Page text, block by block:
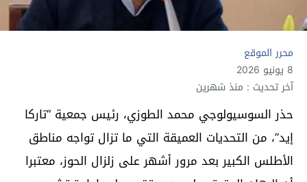
محرر الموقع
8 يونيو 2026
آخر تحديث : منذ شهرين
حذر السوسيولوجي محمد الطوزي، رئيس جمعية “تاركا
إيد”، من التحديات العميقة التي ما تزال تواجه مناطق
الأطلس الكبير بعد مرور أشهر على زلزال الحوز، معتبرا